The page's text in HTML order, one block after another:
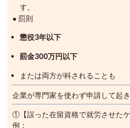
す。
● 罰則
懲役3年以下
罰金300万円以下
または両方が科されることも
企業が専門家を使わず申請して起
①【誤った在留資格で就労させたケ
例：